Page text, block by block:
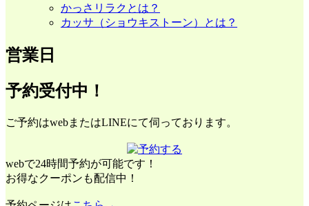
かっさリラクとは？
カッサ（ショウキストーン）とは？
営業日
予約受付中！
ご予約はwebまたはLINEにて伺っております。
webで24時間予約が可能です！
お得なクーポンも配信中！